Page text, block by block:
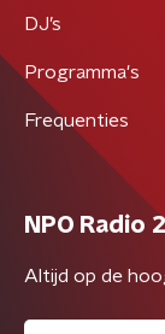
DJ’s
Programma's
Frequenties
NPO Radio
Altijd op de